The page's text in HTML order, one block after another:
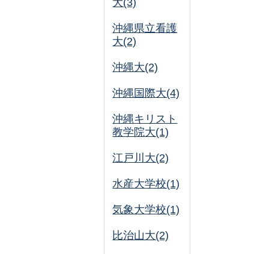
大(3)
沖縄県立看護
大(2)
沖縄大(2)
沖縄国際大(4)
沖縄キリスト
教学院大(1)
江戸川大(2)
水産大学校(1)
気象大学校(1)
比治山大(2)